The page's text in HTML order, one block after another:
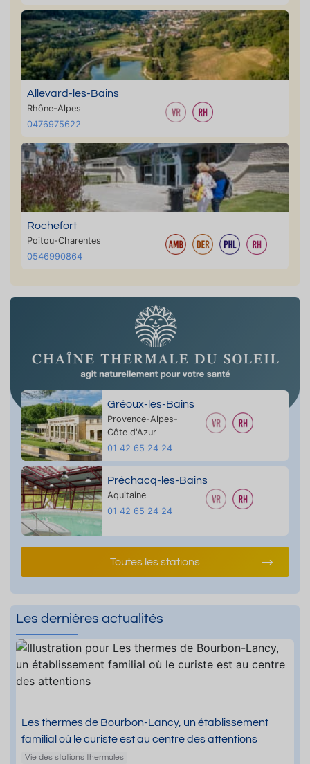
Allevard-les-Bains
Rhône-Alpes
0476975622
Rochefort
Poitou-Charentes
0546990864
Gréoux-les-Bains
Provence-Alpes-
Côte d'Azur
01 42 65 24 24
Préchacq-les-Bains
Aquitaine
01 42 65 24 24
Toutes les stations
Les dernières actualités
Les thermes de Bourbon-Lancy, un établissement
familial où le curiste est au centre des attentions
Vie des stations thermales